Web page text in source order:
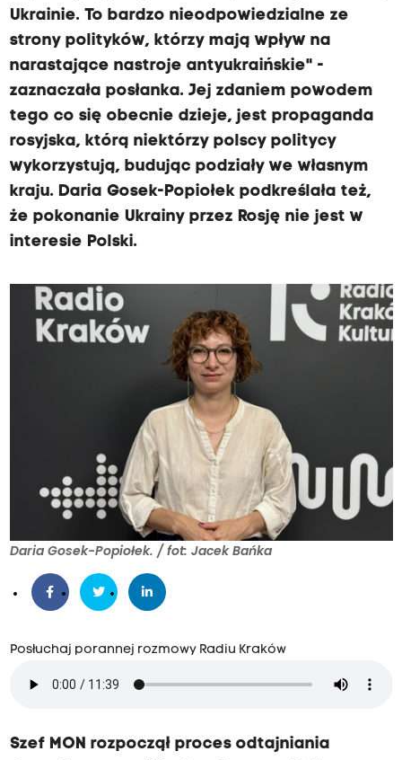
Ukrainie. To bardzo nieodpowiedzialne ze
strony polityków, którzy mają wpływ na
narastające nastroje antyukraińskie" -
zaznaczała posłanka. Jej zdaniem powodem
tego co się obecnie dzieje, jest propaganda
rosyjska, którą niektórzy polscy politycy
wykorzystują, budując podziały we własnym
kraju. Daria Gosek-Popiołek podkreślała też,
że pokonanie Ukrainy przez Rosję nie jest w
interesie Polski.
Daria Gosek-Popiołek. / fot: Jacek Bańka
Posłuchaj porannej rozmowy Radiu Kraków
Szef MON rozpoczął proces odtajniania